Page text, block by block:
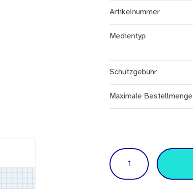
Artikelnummer
Medientyp
Schutzgebühr
Maximale Bestellmenge
Menge